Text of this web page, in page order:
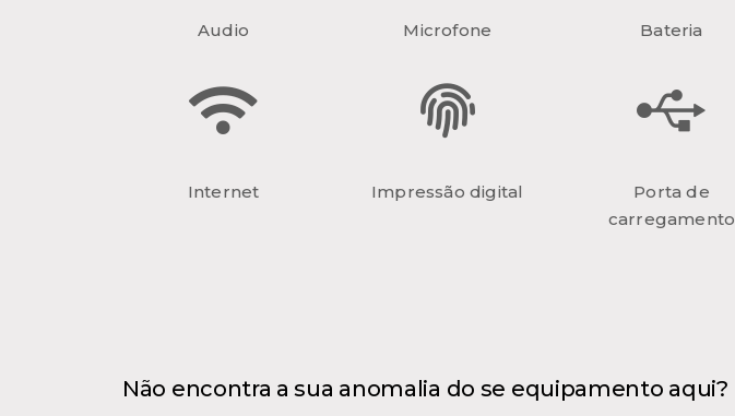
Audio
Internet
Microfone
Impressão digital
Bateria
Porta de
carregamento
Não encontra a sua anomalia do se equipamento aqui?